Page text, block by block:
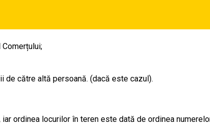
de către altă persoană. (dacă este cazul).
ordinea locurilor în teren este dată de ordinea